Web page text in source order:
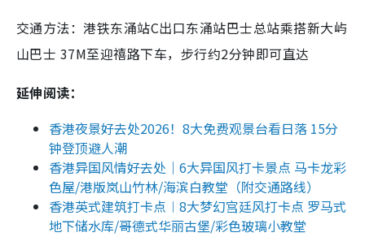
交通方法：港铁东涌站C出口东涌站巴士总站乘搭新大屿
山巴士 37M至迎禧路下车，步行约2分钟即可直达
延伸阅读：
香港夜景好去处2026！8大免费观景台看日落 15分
钟登顶避人潮
香港异国风情好去处｜6大异国风打卡景点 马卡龙彩
色屋/港版岚山竹林/海滨白教堂（附交通路线）
香港英式建筑打卡点︱8大梦幻宫廷风打卡点 罗马式
地下储水库/哥德式华丽古堡/彩色玻璃小教堂